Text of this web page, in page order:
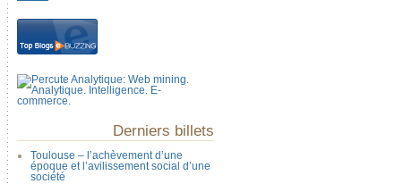
Derniers billets
Toulouse – l’achèvement d’une
époque et l’avilissement social d’une
société